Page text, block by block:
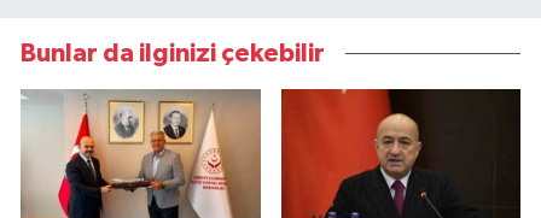
Bunlar da ilginizi çekebilir